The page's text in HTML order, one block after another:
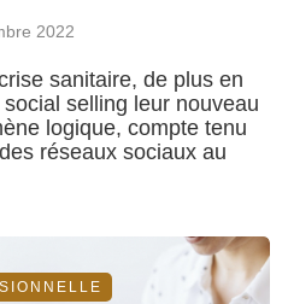
2022
sanitaire, de plus en
selling leur nouveau
logique, compte tenu
réseaux sociaux au